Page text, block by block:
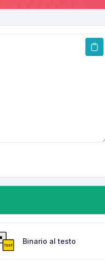
Binario al testo